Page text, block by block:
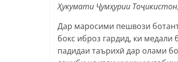
Ҳукумати Ҷумҳурии
Дар маросими пешвози
бокс иброз гардид, ки
падидаи таърихӣ дар олами